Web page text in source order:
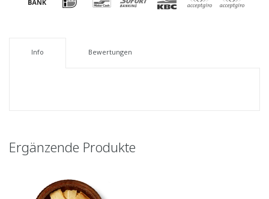
Info Bewertungen
Ergänzende Produkte